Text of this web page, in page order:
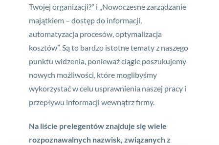
Twojej organizacji?” i „Nowoczesne zarządzanie
majątkiem – dostęp do informacji,
automatyzacja procesów, optymalizacja
kosztów”. Są to bardzo istotne tematy z naszego
punktu widzenia, ponieważ ciągle poszukujemy
nowych możliwości, które moglibyśmy
wykorzystać w celu usprawnienia naszej pracy i
przepływu informacji wewnątrz firmy.
Na liście prelegentów znajduje się wiele
rozpoznawalnych nazwisk, związanych z